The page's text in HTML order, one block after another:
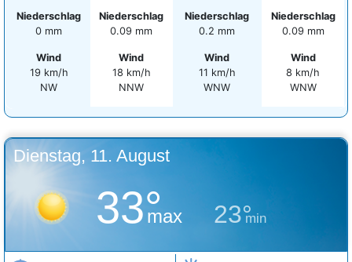
Niederschlag
0 mm
Wind
19 km/h
NW
Niederschlag
0.09 mm
Wind
18 km/h
NNW
Niederschlag
0.2 mm
Wind
11 km/h
WNW
Niederschlag
0.09 mm
Wind
8 km/h
WNW
Dienstag, 11. August
33°
max 23°
min